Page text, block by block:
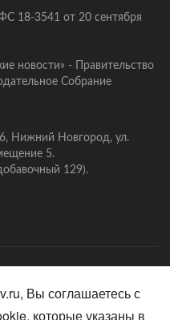
18-3541 от 20 сентября
новости» - Правительство
Собрание
Нижний Новгород, ул.
5.
129).
Вы соглашаетесь с
которые указаны в